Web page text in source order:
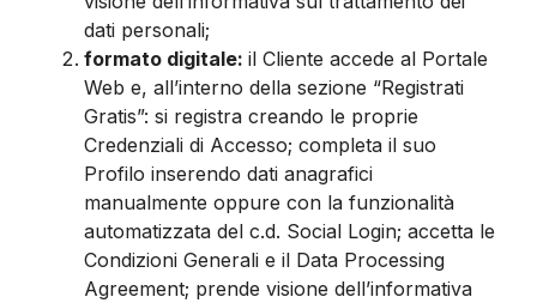
dati personali;
formato digitale: il Cliente accede al Portale
Web e, all’interno della sezione “Registrati
Gratis”: si registra creando le proprie
Credenziali di Accesso; completa il suo
Profilo inserendo dati anagrafici
manualmente oppure con la funzionalità
automatizzata del c.d. Social Login; accetta le
Condizioni Generali e il Data Processing
Agreement; prende visione dell’informativa